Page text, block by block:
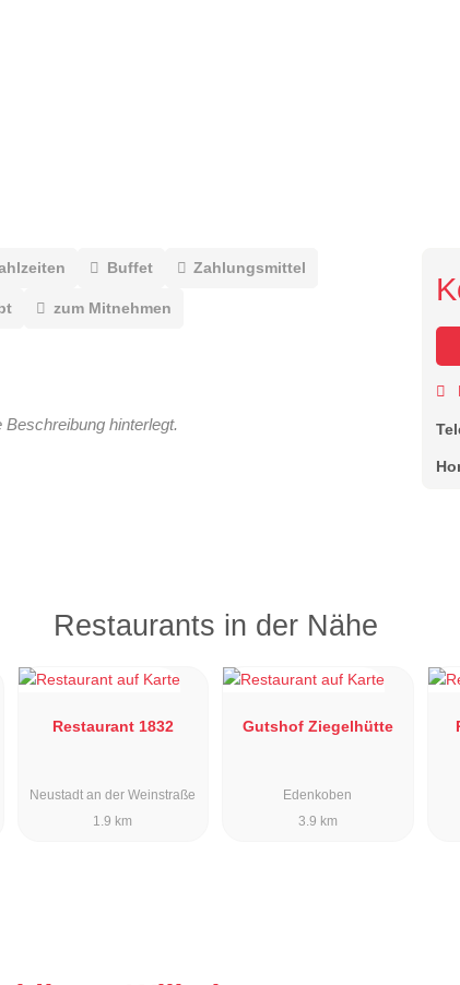
Buffet Zahlungsmittel
zum Mitnehmen
hinterlegt.
Restaurants in der Nähe
Restaurant 1832
Neustadt an der Weinstraße
1.9 km
Gutshof Ziegelhütte
Edenkoben
3.9 km